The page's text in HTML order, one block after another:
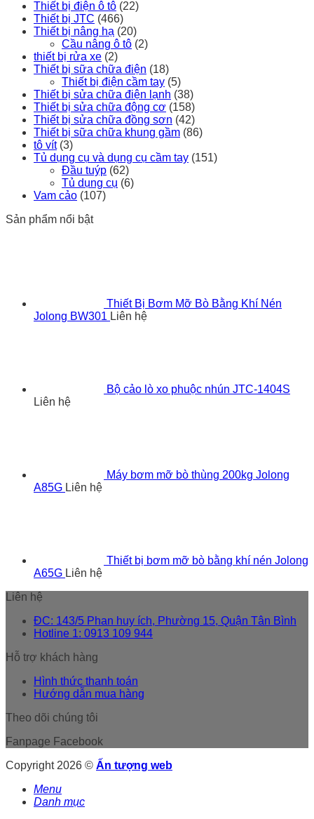
Thiết bị điện ô tô (22)
Thiết bị JTC (466)
Thiết bị nâng hạ (20)
Cầu nâng ô tô (2)
thiết bị rửa xe (2)
Thiết bị sữa chữa điện (18)
Thiết bị điện cầm tay (5)
Thiết bị sửa chữa điện lạnh (38)
Thiết bị sửa chữa động cơ (158)
Thiết bị sửa chữa đồng sơn (42)
Thiết bị sữa chữa khung gầm (86)
tô vít (3)
Tủ dụng cụ và dụng cụ cầm tay (151)
Đầu tuýp (62)
Tủ dụng cụ (6)
Vam cảo (107)
Sản phẩm nổi bật
Thiết Bị Bơm Mỡ Bò Bằng Khí Nén
Jolong BW301 Liên hệ
Bộ cảo lò xo phuộc nhún JTC-1404S
Liên hệ
Máy bơm mỡ bò thùng 200kg Jolong
A85G Liên hệ
Thiết bị bơm mỡ bò bằng khí nén Jolong
A65G Liên hệ
Liên hệ
ĐC: 143/5 Phan huy ích, Phường 15, Quận Tân Bình
Hotline 1: 0913 109 944
Hỗ trợ khách hàng
Hình thức thanh toán
Hướng dẫn mua hàng
Theo dõi chúng tôi
Fanpage Facebook
Copyright 2026 © Ấn tượng web
Menu
Danh mục